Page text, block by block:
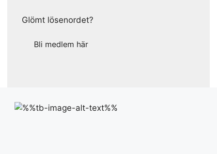
Glömt lösenordet?
Bli medlem här